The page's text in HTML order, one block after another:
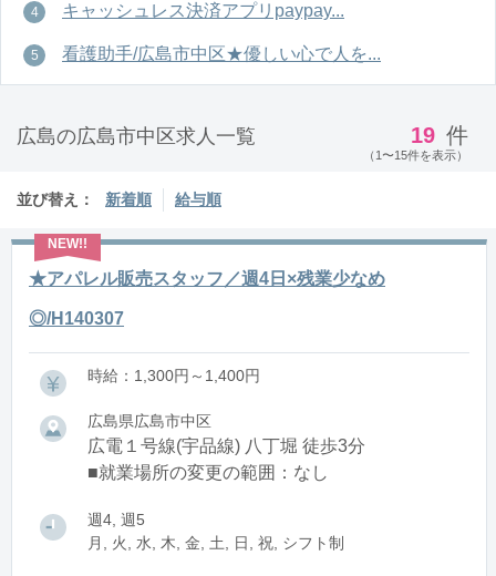
キャッシュレス決済アプリpaypay...
看護助手/広島市中区★優しい心で人を...
広島の広島市中区求人一覧 19 件
（1〜15件を表示）
並び替え： 新着順 給与順
★アパレル販売スタッフ／週4日×残業少なめ
◎/H140307
時給：1,300円～1,400円
広島県広島市中区
広電１号線(宇品線) 八丁堀 徒歩3分
■就業場所の変更の範囲：なし
週4, 週5
月, 火, 水, 木, 金, 土, 日, 祝, シフト制